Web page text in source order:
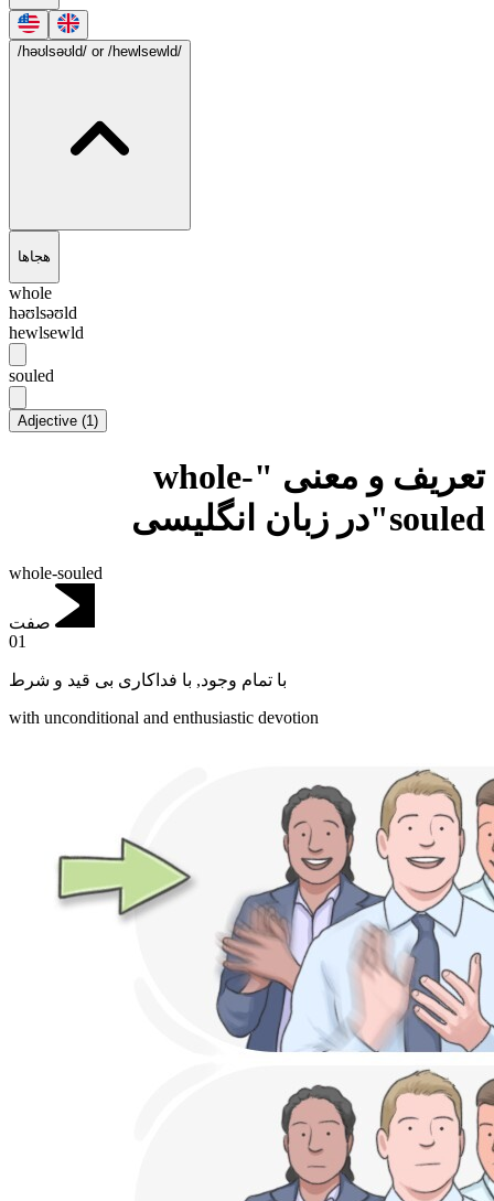
/həʊlsəʊld/ or /hewlsewld/
هجاها
whole
həʊlsəʊld
hewlsewld
souled
Adjective (1)
تعریف و معنی "whole-
souled"در زبان انگلیسی
whole-souled
صفت
01
با تمام وجود, با فداکاری بی قید و شرط
with unconditional and enthusiastic devotion